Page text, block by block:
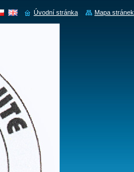
Úvodní stránka Mapa stránek